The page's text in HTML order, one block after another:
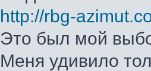
http://rbg-
Это был мой
Меня удивило